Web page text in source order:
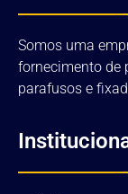
Somos uma
fornecimento de
parafusos e